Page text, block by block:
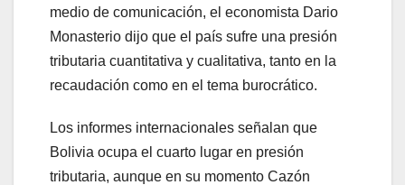
medio de comunicación, el economista Dario
Monasterio dijo que el país sufre una presión
tributaria cuantitativa y cualitativa, tanto en la
recaudación como en el tema burocrático.
Los informes internacionales señalan que
Bolivia ocupa el cuarto lugar en presión
tributaria, aunque en su momento Cazón